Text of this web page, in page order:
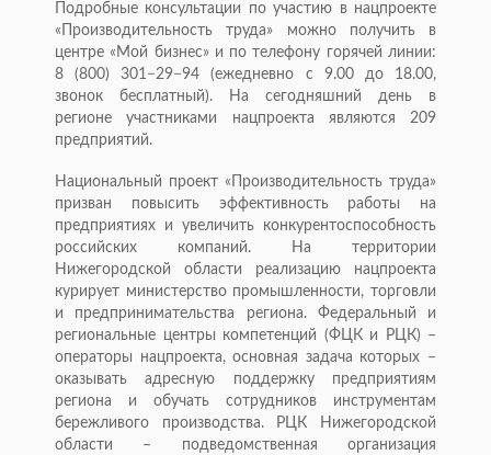
Подробные консультации по участию в нацпроекте
«Производительность труда» можно получить в
центре «Мой бизнес» и по телефону горячей линии:
8 (800) 301−29−94 (ежедневно с 9.00 до 18.00,
звонок бесплатный). На сегодняшний день в
регионе участниками нацпроекта являются 209
предприятий.
Национальный проект «Производительность труда»
призван повысить эффективность работы на
предприятиях и увеличить конкурентоспособность
российских компаний. На территории
Нижегородской области реализацию нацпроекта
курирует министерство промышленности, торговли
и предпринимательства региона. Федеральный и
региональные центры компетенций (ФЦК и РЦК) –
операторы нацпроекта, основная задача которых –
оказывать адресную поддержку предприятиям
региона и обучать сотрудников инструментам
бережливого производства. РЦК Нижегородской
области – подведомственная организация